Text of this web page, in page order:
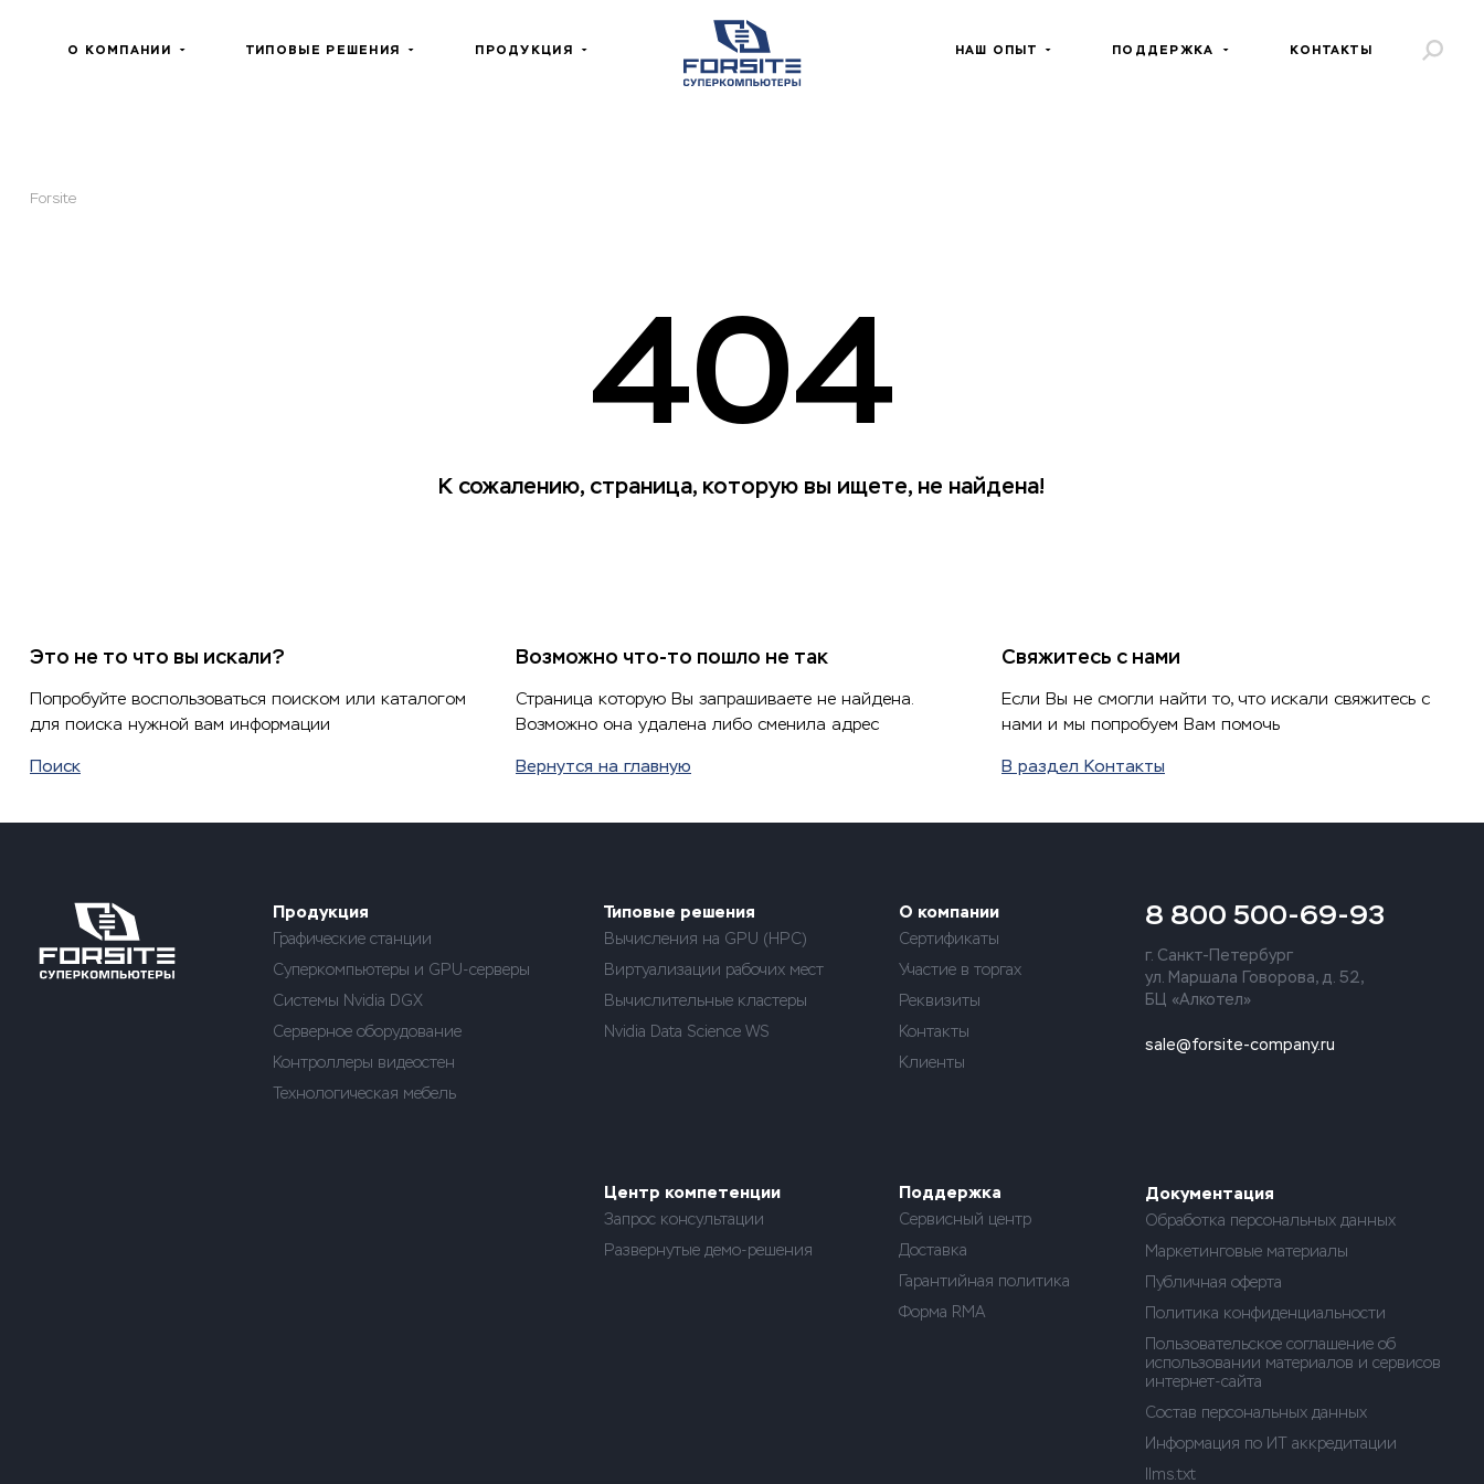
О КОМПАНИИ ТИПОВЫЕ РЕШЕНИЯ ПРОДУКЦИЯ НАШ ОПЫТ ПОДДЕРЖКА КОНТАКТЫ
Forsite
404
К сожалению, страница, которую вы ищете, не найдена!
Это не то что вы искали?
Попробуйте воспользоваться поиском или каталогом
для поиска нужной вам информации
Поиск
Возможно что-то пошло не так
Страница которую Вы запрашиваете не найдена.
Возможно она удалена либо сменила адрес
Вернутся на главную
Свяжитесь с нами
Если Вы не смогли найти то, что искали свяжитесь с
нами и мы попробуем Вам помочь
В раздел Контакты
Продукция
Графические станции
Суперкомпьютеры и GPU-серверы
Системы Nvidia DGX
Серверное оборудование
Контроллеры видеостен
Технологическая мебель
Типовые решения
Вычисления на GPU (HPC)
Виртуализации рабочих мест
Вычислительные кластеры
Nvidia Data Science WS
Центр компетенции
Запрос консультации
Развернутые демо-решения
О компании
Сертификаты
Участие в торгах
Реквизиты
Контакты
Клиенты
Поддержка
Сервисный центр
Доставка
Гарантийная политика
Форма RMA
8 800 500-69-93
г. Санкт-Петербург
ул. Маршала Говорова, д. 52,
БЦ «Алкотел»
sale@forsite-company.ru
Документация
Обработка персональных данных
Маркетинговые материалы
Публичная оферта
Политика конфиденциальности
Пользовательское соглашение об
использовании материалов и сервисов
интернет-сайта
Состав персональных данных
Информация по ИТ аккредитации
llms.txt